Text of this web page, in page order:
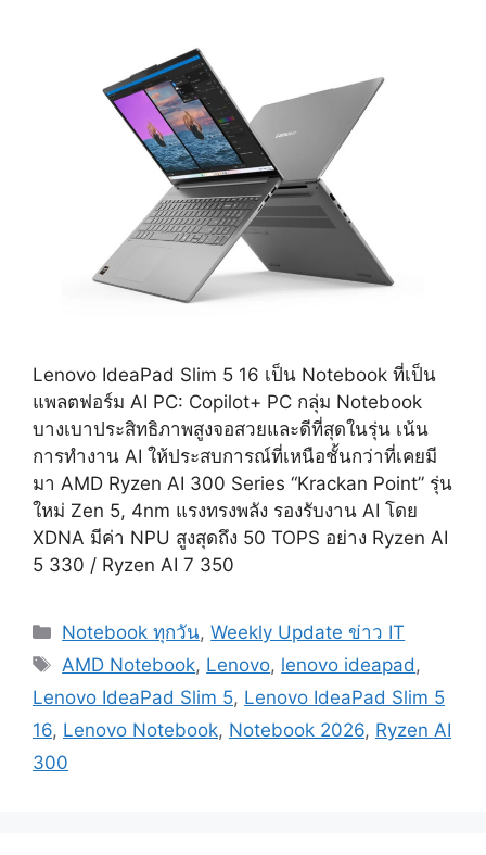
Lenovo IdeaPad Slim 5 16 เป็น Notebook ที่เป็น
แพลตฟอร์ม AI PC: Copilot+ PC กลุ่ม Notebook
บางเบาประสิทธิภาพสูงจอสวยและดีที่สุดในรุ่น เน้น
การทำงาน AI ให้ประสบการณ์ที่เหนือชั้นกว่าที่เคยมี
มา AMD Ryzen AI 300 Series “Krackan Point” รุ่น
ใหม่ Zen 5, 4nm แรงทรงพลัง รองรับงาน AI โดย
XDNA มีค่า NPU สูงสุดถึง 50 TOPS อย่าง Ryzen AI
5 330 / Ryzen AI 7 350
Categories
Notebook ทุกวัน,Weekly Update ข่าว IT
Tags
AMD Notebook, Lenovo, lenovo ideapad ,
Lenovo IdeaPad Slim 5, Lenovo IdeaPad Slim 5
16, Lenovo Notebook, Notebook 2026, Ryzen AI
300